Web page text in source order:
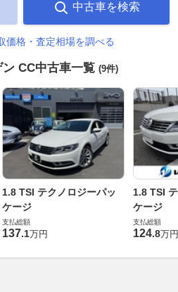
中古車を検索
価格・査定相場を調べる
CC中古車一覧 (9件)
1.8 TSI テクノロジーパッ
ケージ
支払総額
137.1万円
1.8 TSI
ケージ
支払総額
124.8万円